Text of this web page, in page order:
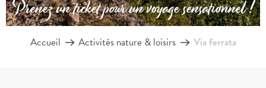
Prenez un ticket pour un voyage sensationnel !
Accueil Activités nature & loisirs Via ferrata